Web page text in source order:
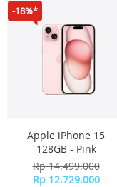
-18%*
Apple iPhone 15
128GB - Pink
Rp 14.499.000
Rp 12.729.000